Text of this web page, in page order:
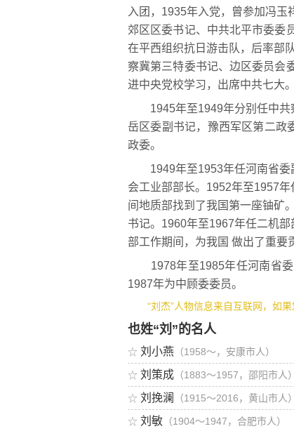
入团，1935年入党，曾参加冯
郊区区委书记、中共北平市委委
在平西组织抗日游击队，后率部
察冀第三特委书记、边区委员会
进中央党校学习，出席中共七大。
1945年至1949年分别任中共
岳区委副书记，豫西军区第二政
政委。
1949年至1953年任河南省委
会工业部部长。1952年至1957
间地质部找到了我国第一座铀矿
书记。1960年至1967年任二机
部工作期间，为我国 做出了重要
1978年至1985年任河南省委
1987年为中顾委委员。
“刘杰”人物信息来自互联网，如果
也姓“刘”的名人
☆ 刘小燕 （1958～，安康市人）
☆ 刘策成 （1883～1957，邵阳市人）
☆ 刘挽澜 （1915～2016，黄山市人）
☆ 刘敏 （1904～1947，合肥市人）